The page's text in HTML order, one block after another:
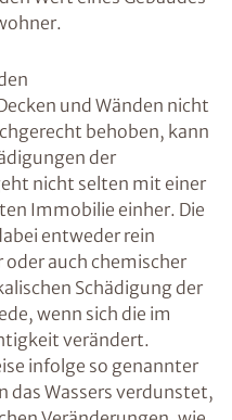
Decken oder in
Wert eines
der Bewohner.
und
und
langfristig
mit einer
Immobilie
kann dabei
biologischer
Von einer